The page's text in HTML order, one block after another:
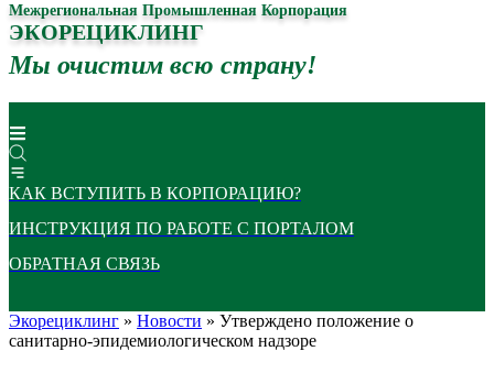
Межрегиональная Промышленная Корпорация
ЭКОРЕЦИКЛИНГ
Мы очистим всю страну!
КАК ВСТУПИТЬ В КОРПОРАЦИЮ?
ИНСТРУКЦИЯ ПО РАБОТЕ С ПОРТАЛОМ
ОБРАТНАЯ СВЯЗЬ
Экорециклинг » Новости » Утверждено положение о
санитарно-эпидемиологическом надзоре